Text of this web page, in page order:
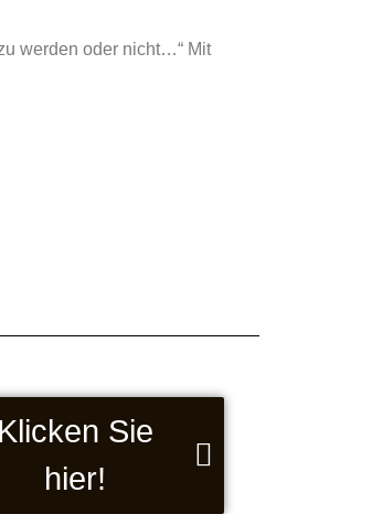
werden oder nicht…“ Mit
Klicken Sie
hier!